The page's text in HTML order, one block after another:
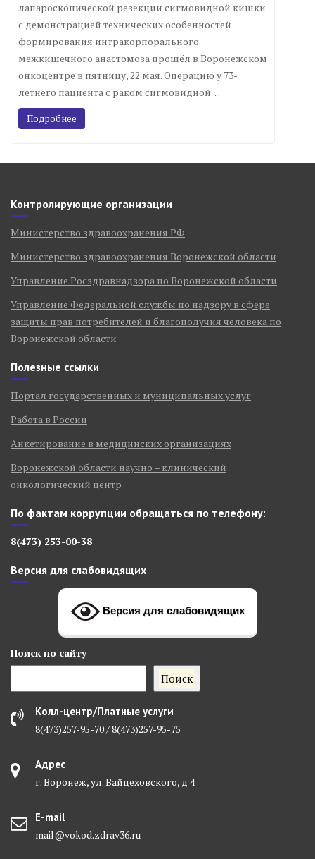
лапароскопической резекции сигмовидной кишки
с демонстрацией технических особенностей
формирования интракорпорального
межкишечного анастомоза прошёл в Воронежском
онкоцентре в пятницу, 22 мая. Операцию у 73-
летнего пациента с раком сигмовидной…
Подробнее
Контролирующие организации
Министерство здравоохранения РФ
Министерство здравоохранения Воронежской области
Управление Росздравнадзора по Воронежской области
Управление Федеральной службы по надзору в сфере
защиты прав потребителей и благополучия человека по
Воронежской области
Полезные ссылки
Портал государственных и муниципальных услуг
Работа в России
Анкетирование в медицинских организациях
Воронежской области научно – клинический
онкологический центр
По фактам коррупции обращаться по телефону:
8(473) 253-00-38
Версия для слабовидящих
Версия для слабовидящих
Поиск по сайту
Поиск
Колл-центр/Платные услуги
8(473)257-95-70 / 8(473)257-95-75
Адрес
г. Воронеж, ул. Вайцеховского, д 4
E-mail
mail@vokod.zdrav36.ru